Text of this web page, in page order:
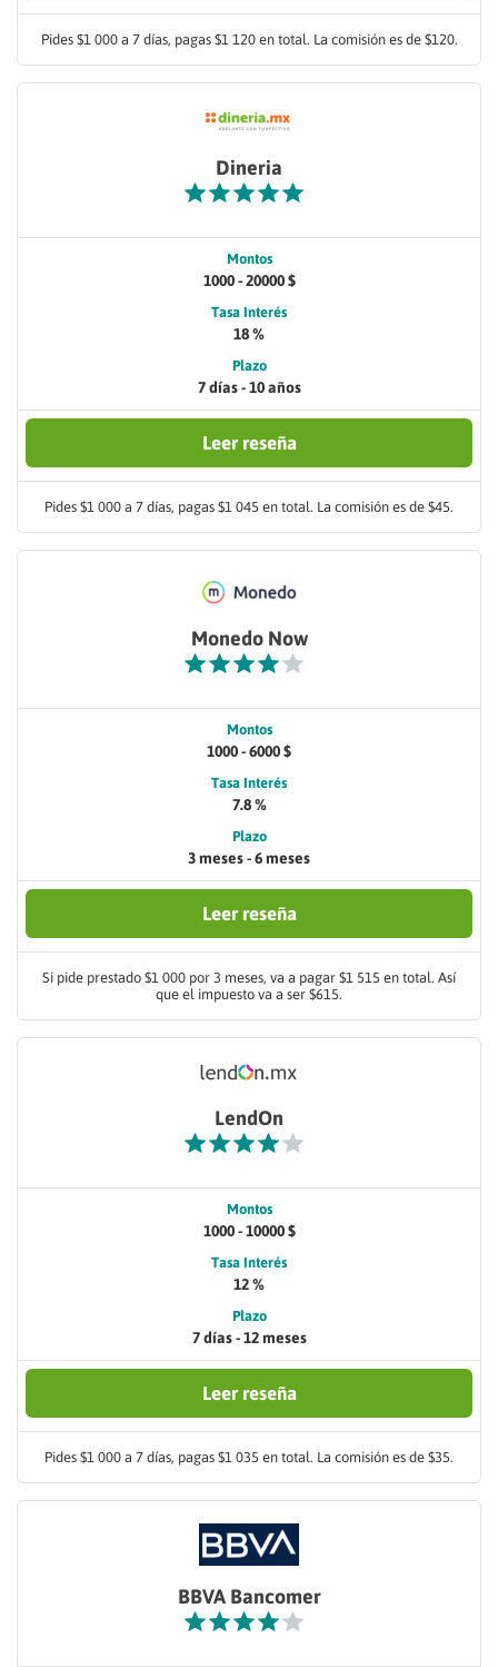
Pides $1 000 a 7 días, pagas $1 120 en total. La comisión es de $120.
Dineria
Montos
1000 - 20000 $
Tasa Interés
18 %
Plazo
7 días - 10 años
Leer reseña
Pides $1 000 a 7 días, pagas $1 045 en total. La comisión es de $45.
Monedo Now
Montos
1000 - 6000 $
Tasa Interés
7.8 %
Plazo
3 meses - 6 meses
Leer reseña
Si pide prestado $1 000 por 3 meses, va a pagar $1 515 en total. Así
que el impuesto va a ser $615.
LendOn
Montos
1000 - 10000 $
Tasa Interés
12 %
Plazo
7 días - 12 meses
Leer reseña
Pides $1 000 a 7 días, pagas $1 035 en total. La comisión es de $35.
BBVA Bancomer